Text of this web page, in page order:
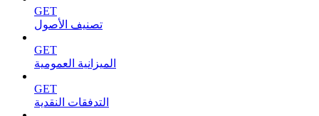
GET
تصنيف الأصول
GET
الميزانية العمومية
GET
التدفقات النقدية